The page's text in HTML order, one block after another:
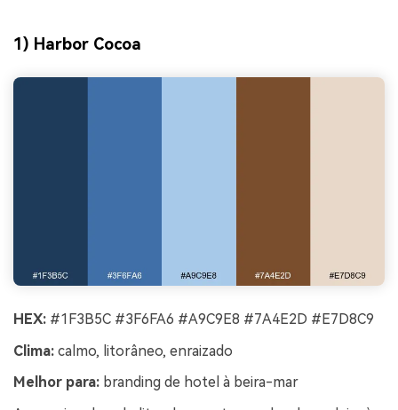
1) Harbor Cocoa
HEX: #1F3B5C #3F6FA6 #A9C9E8 #7A4E2D #E7D8C9
Clima: calmo, litorâneo, enraizado
Melhor para: branding de hotel à beira-mar